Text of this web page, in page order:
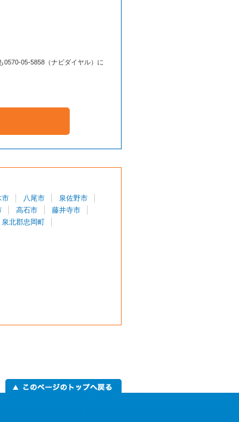
0570-05-5858（ナビダイヤル）に
市 八尾市
泉佐野市
高石市
藤井寺市
泉北郡忠岡町